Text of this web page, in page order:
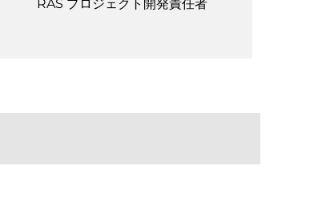
RAS プロジェクト開発責任者